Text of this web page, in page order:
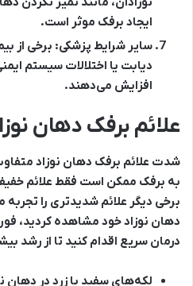
ایجاد برفک موثر است.
سایر شرایط پزشکی: برخی از
دیابت یا اختلالات سیستم
افزایش می‌دهند.
علائم برفک دهان
شدت علائم برفک دهان نوزاد
به برفک ممکن است فقط علائم
برخی دیگر علائم شدیدتری را تجربه
دهان نوزاد خود مشاهده کردید،
درمان سریع اقدام کنید تا از رشد
لکه‌های سفید یا زرد در دهان